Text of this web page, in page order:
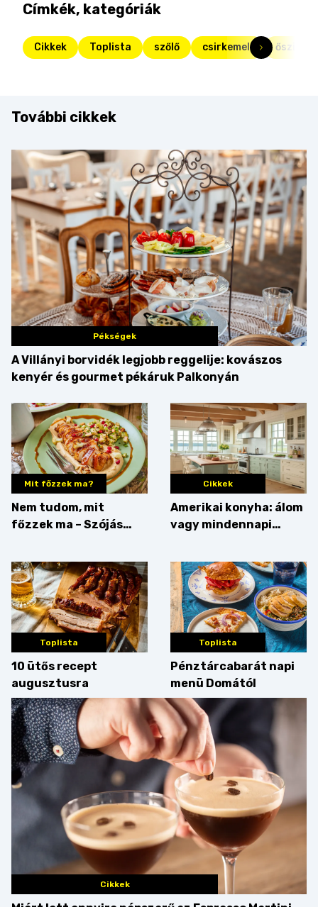
Címkék, kategóriák
Cikkek Toplista szőlő csirkemell őszi
További cikkek
Pékségek
A Villányi borvidék legjobb reggelije: kovászos
kenyér és gourmet pékáruk Palkonyán
Mit főzzek ma?
Nem tudom, mit
főzzek ma – Szójás
Cikkek
Amerikai konyha: álom
vagy mindennapi
az érveket
Toplista
10 ütős recept
augusztusra
Toplista
Pénztárcabarát napi
menü Domától
Cikkek